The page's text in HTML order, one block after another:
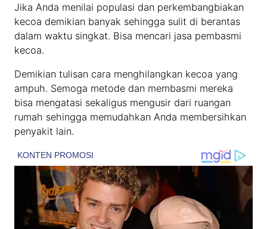
Jika Anda menilai populasi dan perkembangbiakan
kecoa demikian banyak sehingga sulit di berantas
dalam waktu singkat. Bisa mencari jasa pembasmi
kecoa.
Demikian tulisan cara menghilangkan kecoa yang
ampuh. Semoga metode dan membasmi mereka
bisa mengatasi sekaligus mengusir dari ruangan
rumah sehingga memudahkan Anda membersihkan
penyakit lain.